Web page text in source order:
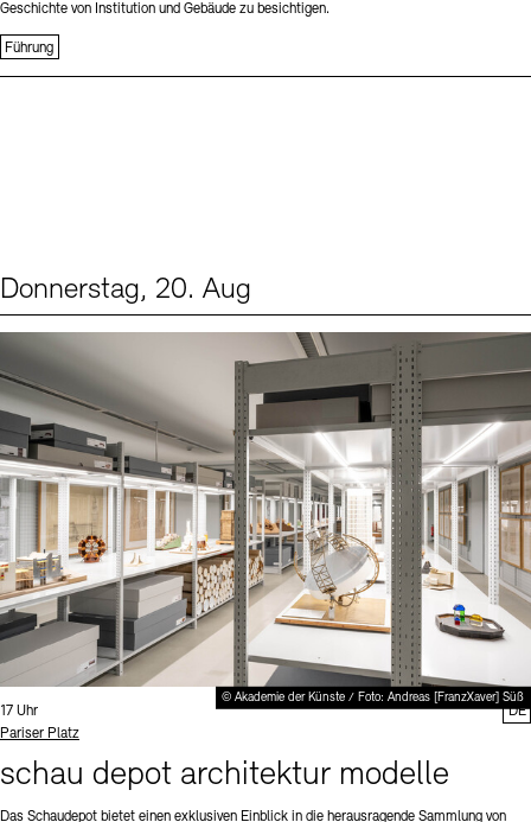
Geschichte von Institution und Gebäude zu besichtigen.
Führung
Donnerstag, 20. Aug
© Akademie der Künste / Foto: Andreas [FranzXaver] Süß
Uhrzeit:
17 Uhr
Standort
Pariser Platz
schau depot architektur modelle
Das Schaudepot bietet einen exklusiven Einblick in die herausragende Sammlung von
DE